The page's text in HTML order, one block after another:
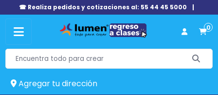
☎ Realiza pedidos y cotizaciones al: 55 44 45 5000 |
0
Agregar tu dirección